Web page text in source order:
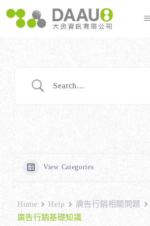
至
內
View Categories
Home Help
廣告行銷相關問題
廣告行銷基礎知識